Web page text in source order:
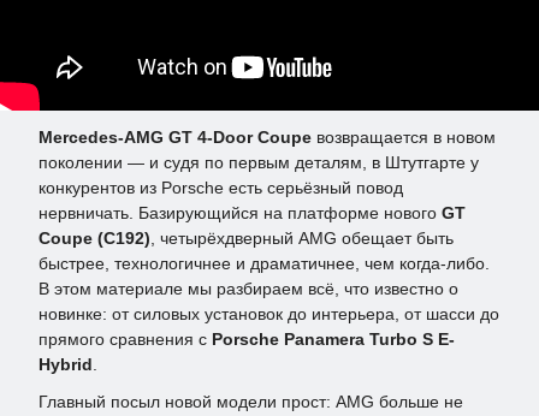
Mercedes-AMG GT 4-Door Coupe возвращается в новом
поколении — и судя по первым деталям, в Штутгарте у
конкурентов из Porsche есть серьёзный повод
нервничать. Базирующийся на платформе нового GT
Coupe (C192), четырёхдверный AMG обещает быть
быстрее, технологичнее и драматичнее, чем когда-либо.
В этом материале мы разбираем всё, что известно о
новинке: от силовых установок до интерьера, от шасси до
прямого сравнения с Porsche Panamera Turbo S E-
Hybrid.
Главный посыл новой модели прост: AMG больше не